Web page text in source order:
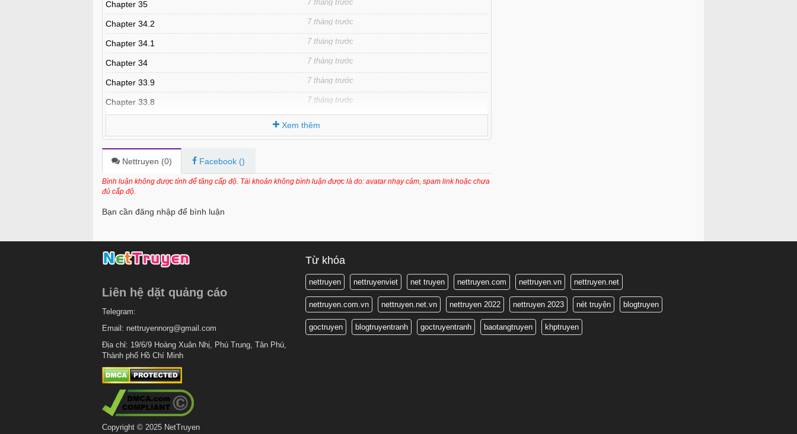
Chapter 35 7 tháng trước
Chapter 34.2 7 tháng trước
Chapter 34.1 7 tháng trước
Chapter 34 7 tháng trước
Chapter 33.9 7 tháng trước
Chapter 33.8 7 tháng trước
Chapter 33.6 7 tháng trước
Chapter 33.5
Chapter 33.4 7 tháng trước
Chapter 33.2
Chapter 31 7 tháng trước
7 tháng trước
Chapter 29.2 7 tháng trước
Chapter 29.1 7 tháng trước
7 tháng trước
Chapter 27.5
Chapter 27
Chapter 26.5
Chapter 26.4
Xem thêm
Nettruyen (0) Facebook ()
Bình luận không được tính để tăng cấp độ. Tài khoản không bình luận được là do: avatar nhạy cảm, spam link hoặc chưa
đủ cấp độ.
Bạn cần đăng nhập để bình luận
Liên hệ dặt quảng cáo
Telegram:
Email: nettruyennorg@gmail.com
Địa chỉ: 19/6/9 Hoàng Xuân Nhị, Phú Trung, Tân Phú,
Thành phố Hồ Chí Minh
Copyright © 2025 NetTruyen
Từ khóa
nettruyen nettruyenviet net truyen nettruyen.com nettruyen.vn nettruyen.net
nettruyen.com.vn nettruyen.net.vn nettruyen 2022 nettruyen 2023 nét truyện blogtruyen
goctruyen blogtruyentranh goctruyentranh baotangtruyen khptruyen